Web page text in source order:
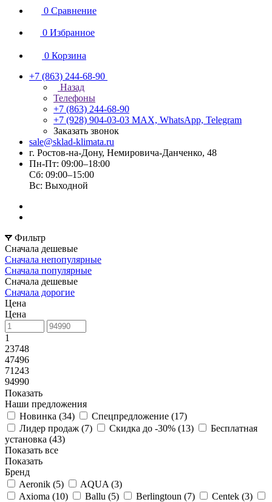
0 Сравнение
0 Избранное
0 Корзина
+7 (863) 244-68-90
Назад
Телефоны
+7 (863) 244-68-90
+7 (928) 904-03-03 MAX, WhatsApp, Telegram
Заказать звонок
sale@sklad-klimata.ru
г. Ростов-на-Дону, Немировича-Данченко, 48
Пн-Пт: 09:00–18:00
Сб: 09:00–15:00
Вс: Выходной
Фильтр
Сначала дешевые
Сначала непопулярные
Сначала популярные
Сначала дешевые
Сначала дорогие
Цена
Цена
1
23748
47496
71243
94990
Показать
Наши предложения
Новинка (34) Спецпредложение (17)
Лидер продаж (7) Скидка до -30% (13)
Бесплатная
установка (43)
Показать все
Показать
Бренд
Aeronik (5) AQUA (3)
Axioma (10) Ballu (5) Berlingtoun (7) Centek (3)